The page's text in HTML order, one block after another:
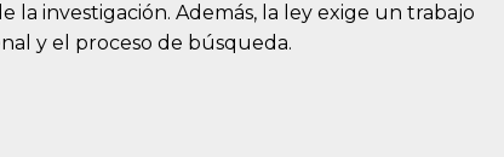
la investigación. Además, la ley exige un trabajo
y el proceso de búsqueda.